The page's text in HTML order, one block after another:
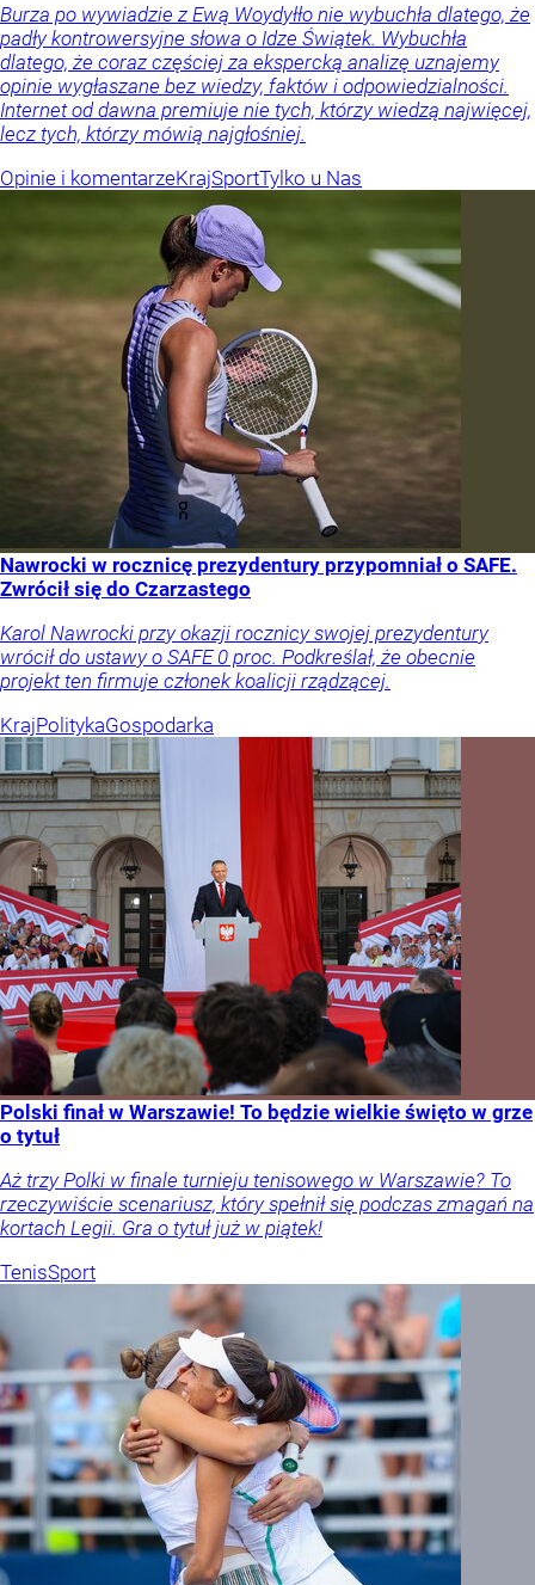
Burza po wywiadzie z Ewą Woydyłło nie wybuchła dlatego, że
padły kontrowersyjne słowa o Idze Świątek. Wybuchła
dlatego, że coraz częściej za ekspercką analizę uznajemy
opinie wygłaszane bez wiedzy, faktów i odpowiedzialności.
Internet od dawna premiuje nie tych, którzy wiedzą najwięcej,
lecz tych, którzy mówią najgłośniej.
Opinie i komentarzeKrajSportTylko u Nas
Nawrocki w rocznicę prezydentury przypomniał o SAFE.
Zwrócił się do Czarzastego
Karol Nawrocki przy okazji rocznicy swojej prezydentury
wrócił do ustawy o SAFE 0 proc. Podkreślał, że obecnie
projekt ten firmuje członek koalicji rządzącej.
KrajPolitykaGospodarka
Polski finał w Warszawie! To będzie wielkie święto w grze
o tytuł
Aż trzy Polki w finale turnieju tenisowego w Warszawie? To
rzeczywiście scenariusz, który spełnił się podczas zmagań na
kortach Legii. Gra o tytuł już w piątek!
TenisSport